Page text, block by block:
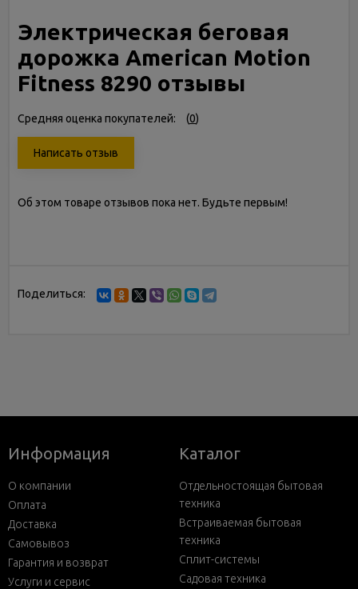
Электрическая беговая
дорожка American Motion
Fitness 8290 отзывы
Средняя оценка покупателей: (0)
Написать отзыв
Об этом товаре отзывов пока нет. Будьте первым!
Поделиться:
Информация
О компании
Оплата
Доставка
Самовывоз
Гарантия и возврат
Услуги и сервис
Каталог
Отдельностоящая бытовая
техника
Встраиваемая бытовая
техника
Сплит-системы
Садовая техника